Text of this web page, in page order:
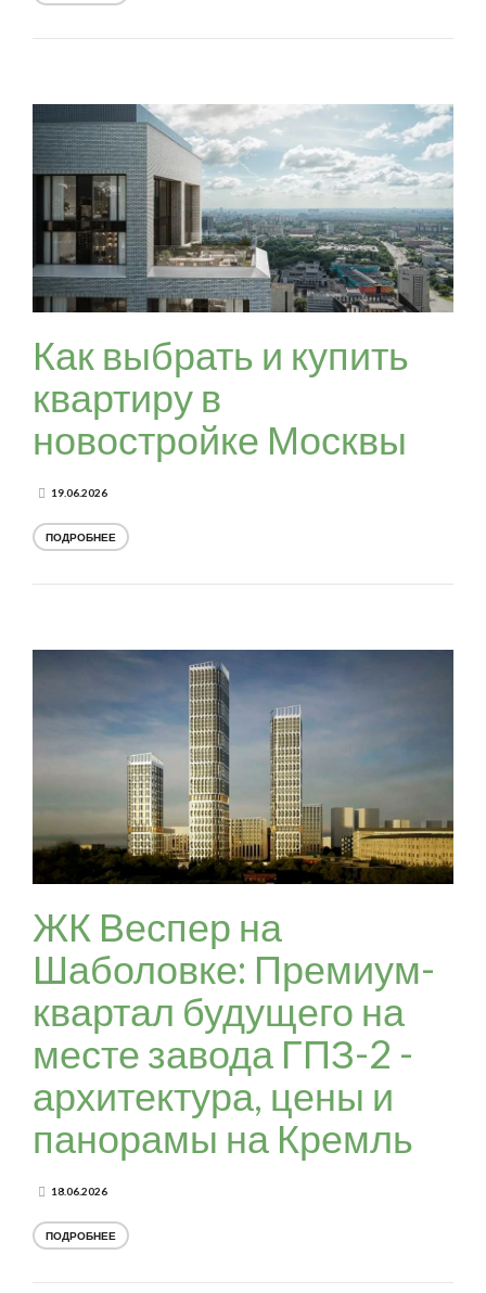
Как выбрать и купить
квартиру в
новостройке Москвы
19.06.2026
ПОДРОБНЕЕ
ЖК Веспер на
Шаболовке: Премиум-
квартал будущего на
месте завода ГПЗ-2 -
архитектура, цены и
панорамы на Кремль
18.06.2026
ПОДРОБНЕЕ